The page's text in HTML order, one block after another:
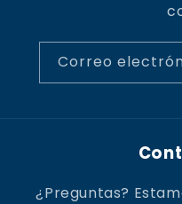
Correo
¿Preguntas?